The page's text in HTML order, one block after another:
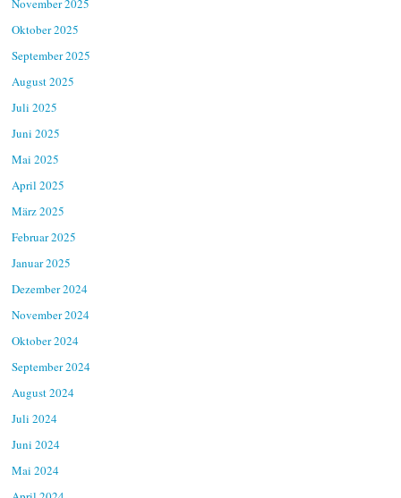
November 2025
Oktober 2025
September 2025
August 2025
Juli 2025
Juni 2025
Mai 2025
April 2025
März 2025
Februar 2025
Januar 2025
Dezember 2024
November 2024
Oktober 2024
September 2024
August 2024
Juli 2024
Juni 2024
Mai 2024